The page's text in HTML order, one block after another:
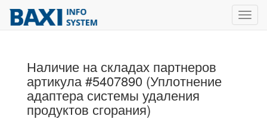
Наличие на складах партнеров
артикула #5407890 (Уплотнение
адаптера системы удаления
продуктов сгорания)